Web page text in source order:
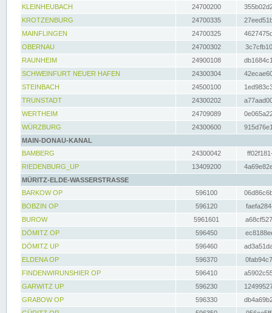
KLEINHEUBACH 24700200
KROTZENBURG
24700335
MAINFLINGEN
24700325
OBERNAU
24700302
RAUNHEIM
24900108
SCHWEINFURT NEUER HAFEN
24300304
STEINBACH
24500100
TRUNSTADT
24300202
WERTHEIM
24709089
WÜRZBURG
24300600
MAIN-DONAU-KANAL
BAMBERG
24300042
RIEDENBURG_UP
13409200
MÜRITZ-ELDE-WASSERSTRASSE
BARKOW OP
596100
BOBZIN OP
596120
BUROW
5961601
DÖMITZ OP
596450
DÖMITZ UP
596460
ELDENA OP
596370
FINDENWIRUNSHIER OP
596410
GARWITZ UP
596230
GRABOW OP
596330